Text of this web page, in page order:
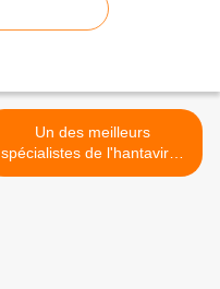
Un des meilleurs
spécialistes de l'hantavirus
démonte la nouvelle